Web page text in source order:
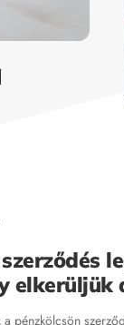
elkerüljük
pénzkölcsön